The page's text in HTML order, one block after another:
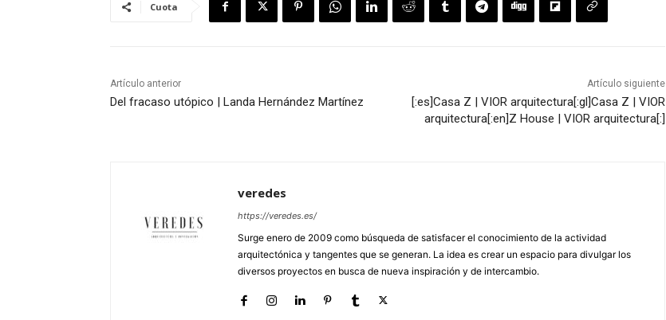
Cuota
Artículo anterior
Del fracaso utópico | Landa Hernández Martínez
Artículo siguiente
[:es]Casa Z | VIOR arquitectura[:gl]Casa Z | VIOR
arquitectura[:en]Z House | VIOR arquitectura[:]
veredes
https://veredes.es/
Surge enero de 2009 como búsqueda de satisfacer el conocimiento de la actividad
arquitectónica y tangentes que se generan. La idea es crear un espacio para divulgar los
diversos proyectos en busca de nueva inspiración y de intercambio.